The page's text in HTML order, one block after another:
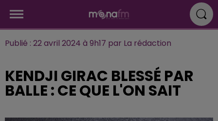
Publié : 22 avril 2024 à 9h17 par La rédaction
KENDJI GIRAC BLESSÉ PAR
BALLE : CE QUE L'ON SAIT